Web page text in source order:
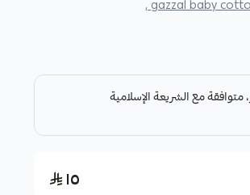
gazzal baby
١٥